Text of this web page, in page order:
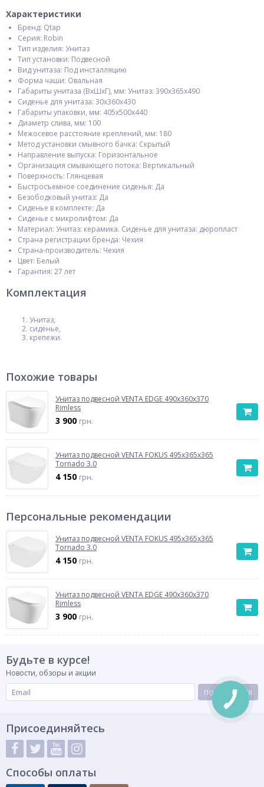
Характеристики
Бренд: Qtap
Серия: Robin
Тип изделия: Унитаз
Тип установки: Подвесной
Вид унитаза: Под инсталляцию
Форма чаши: Овальная
Габариты унитаза (ВхШхГ), мм: Унитаз: 390х365х490
Сиденье для унитаза: 30х360х430
Габариты упаковки, мм: 405х500х440
Диаметр слива, мм: 100
Межосевое расстояние креплений, мм: 180
Метод установки смывного бачка: Скрытый
Направление выпуска: Горизонтальное
Организация смывающего потока: Вертикальный
Поверхность: Глянцевая
Быстросъемное соединение сиденья: Да
Безободковый унитаз: Да
Сиденье в комплекте: Да
Сиденье с микролифтом: Да
Материал: Унитаз: керамика. Сиденье для унитаза: дюропласт
Страна регистрации бренда: Чехия
Страна-производитель: Чехия
Цвет: Белый
Гарантия: 27 лет
Комплектация
Унитаз,
сиденье,
крепежи.
Похожие товары
Унитаз подвесной VENTA EDGE 490x360x370
Rimless
3 900 грн.
Унитаз подвесной VENTA FOKUS 495x365x365
Tornado 3.0
4 150 грн.
Персональные рекомендации
Унитаз подвесной VENTA FOKUS 495x365x365
Tornado 3.0
4 150 грн.
Унитаз подвесной VENTA EDGE 490x360x370
Rimless
3 900 грн.
Будьте в курсе!
Новости, обзоры и акции
ПОДПИСАТЬСЯ
Присоединяйтесь
Способы оплаты
КНОПКА
СВЯЗИ